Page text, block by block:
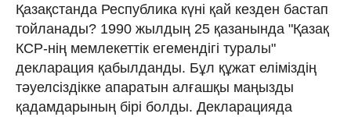
Қазақстанда Республика күні қай кезден бастап
тойланады? 1990 жылдың 25 қазанында "Қазақ
КСР-нің мемлекеттік егемендігі туралы"
декларация қабылданды. Бұл құжат еліміздің
тәуелсіздікке апаратын алғашқы маңызды
қадамдарының бірі болды. Декларацияда